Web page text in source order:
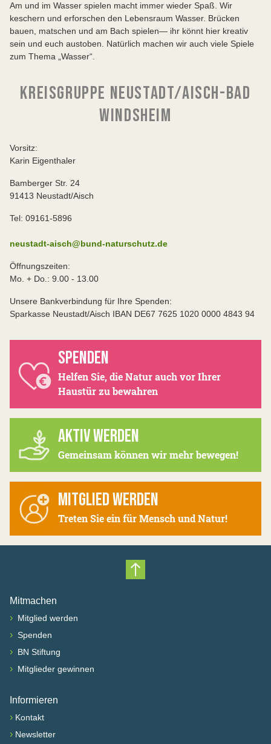
Am und im Wasser spielen macht immer wieder Spaß. Wir
keschern und erforschen den Lebensraum Wasser. Brücken
bauen, matschen und am Bach spielen— ihr könnt hier kreativ
sein und euch austoben. Natürlich machen wir auch viele Spiele
zum Thema „Wasser“.
KREISGRUPPE NEUSTADT/AISCH-BAD
WINDSHEIM
Vorsitz:
Karin Eigenthaler
Bamberger Str. 24
91413 Neustadt/Aisch
Tel: 09161-5896
neustadt-aisch@bund-naturschutz.de
Öffnungszeiten:
Mo. + Do.: 9.00 - 13.00
Unsere Bankverbindung für Ihre Spenden:
Sparkasse Neustadt/Aisch IBAN DE67 7625 1020 0000 4843 94
SPENDEN
Helfen Sie, die Natur auch vor Ihrer
Haustür zu bewahren
AKTIV WERDEN
Gemeinsam können wir mehr bewegen!
MITGLIED WERDEN
Treten Sie ein für Mensch und Natur!
Nach oben scrollen
Mitmachen
› Mitglied werden
› Spenden
› BN Stiftung
› Mitglieder gewinnen
Informieren
› Kontakt
› Newsletter